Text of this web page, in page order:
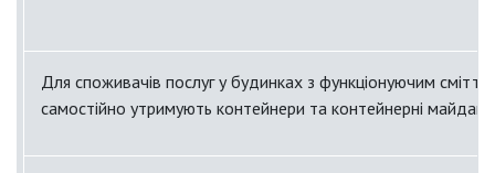
Для споживачів послуг у будинках з функціонуючим
самостійно утримують контейнери та контейнерні